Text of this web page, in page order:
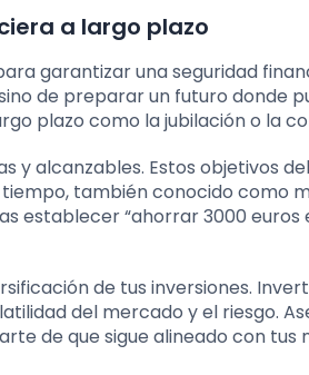
a largo plazo
garantizar una seguridad
de preparar un futuro donde
plazo como la jubilación o la
y alcanzables. Estos objetivos
también conocido como
establecer “ahorrar 3000 euros
de tus inversiones.
del mercado y el riesgo.
de que sigue alineado con tus